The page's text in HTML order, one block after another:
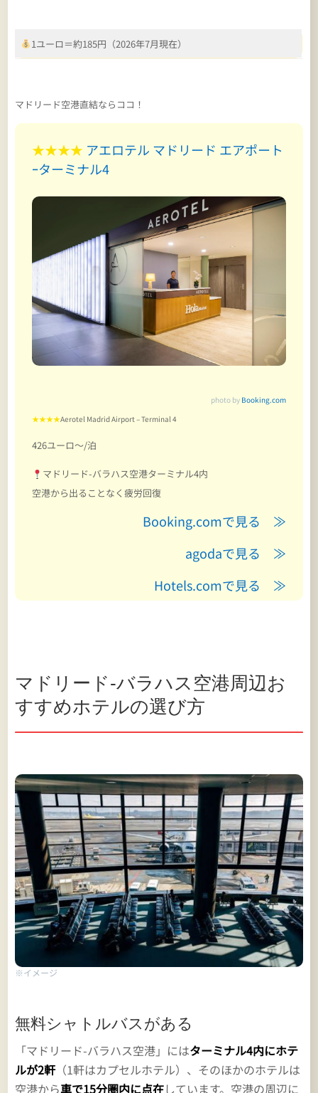
1ユーロ＝約185円（2026年7月現在）
マドリード空港直結ならココ！
★★★★ アエロテル マドリード エアポート
ｰターミナル4
photo by Booking.com
★★★★Aerotel Madrid Airport – Terminal 4
426ユーロ～/泊
マドリード-バラハス空港ターミナル4内
空港から出ることなく疲労回復
Booking.comで見る ≫
agodaで見る ≫
Hotels.comで見る ≫
マドリード-バラハス空港周辺お
すすめホテルの選び方
※イメージ
無料シャトルバスがある
「マドリード-バラハス空港」にはターミナル4内にホテ
ルが2軒（1軒はカプセルホテル）、そのほかのホテルは
空港から車で15分圏内に点在しています。空港の周辺に